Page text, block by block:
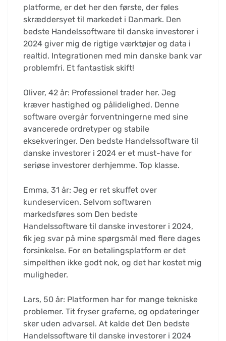
platforme, er det her den første, der føles
skræddersyet til markedet i Danmark. Den
bedste Handelssoftware til danske investorer i
2024 giver mig de rigtige værktøjer og data i
realtid. Integrationen med min danske bank var
problemfri. Et fantastisk skift!
Oliver, 42 år: Professionel trader her. Jeg
kræver hastighed og pålidelighed. Denne
software overgår forventningerne med sine
avancerede ordretyper og stabile
eksekveringer. Den bedste Handelssoftware til
danske investorer i 2024 er et must-have for
seriøse investorer derhjemme. Top klasse.
Emma, 31 år: Jeg er ret skuffet over
kundeservicen. Selvom softwaren
markedsføres som Den bedste
Handelssoftware til danske investorer i 2024,
fik jeg svar på mine spørgsmål med flere dages
forsinkelse. For en betalingsplatform er det
simpelthen ikke godt nok, og det har kostet mig
muligheder.
Lars, 50 år: Platformen har for mange tekniske
problemer. Tit fryser graferne, og opdateringer
sker uden advarsel. At kalde det Den bedste
Handelssoftware til danske investorer i 2024